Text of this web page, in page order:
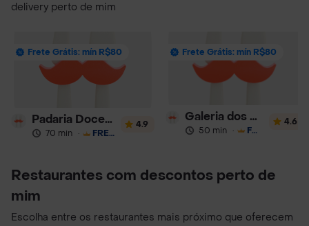
delivery perto de mim
Frete Grátis: mín R$80
Padaria Docemar
70 min · FRETE GRÁTIS
4.9
Frete Grátis: mín R$80
Galeria dos Pães
50 min · FRETE GRÁTIS
4.6
Restaurantes com descontos perto de
mim
Escolha entre os restaurantes mais próximo que oferecem